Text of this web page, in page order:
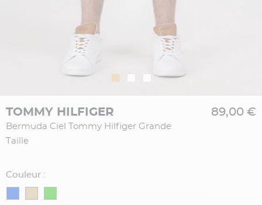
TOMMY HILFIGER
Bermuda Ciel Tommy Hilfiger Grande
Taille
89,00 €
Couleur :